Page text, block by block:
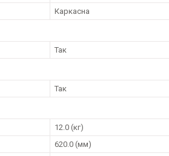
Каркасна
Так
Так
12.0 (кг)
620.0 (мм)